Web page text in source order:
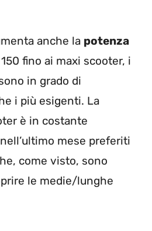
anche la potenza
fino ai maxi scooter, i
in grado di
i più esigenti. La
è in costante
mese preferiti
come visto, sono
le medie/lunghe